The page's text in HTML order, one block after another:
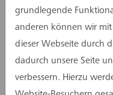
Baufeld 2 waren
die entweder als
offenen
grundlegende
anderen können wir
dieser Webseite durch
dadurch unsere Seite
verbessern. Hierzu